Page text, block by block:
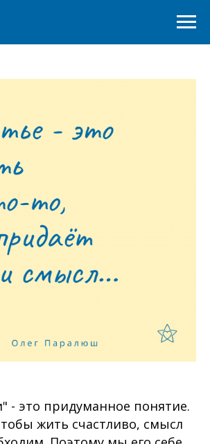
- это придуманное понятие.
жить счастливо, смысл